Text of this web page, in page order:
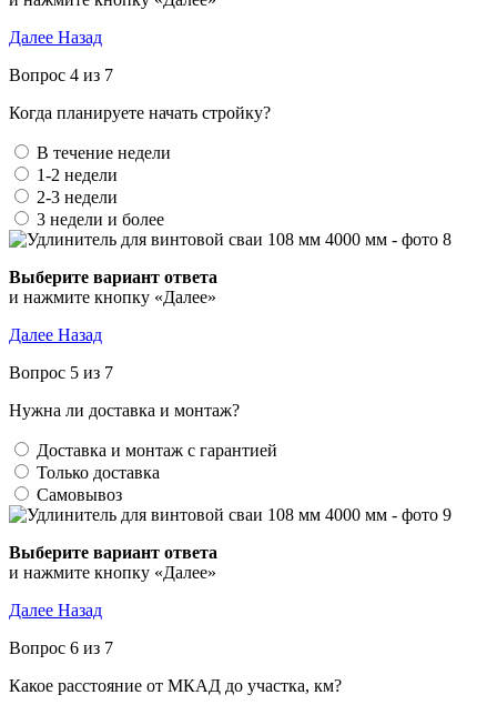
Далее Назад
Вопрос 4 из 7
Когда планируете начать стройку?
В течение недели
1-2 недели
2-3 недели
3 недели и более
Выберите вариант ответа
и нажмите кнопку «Далее»
Далее Назад
Вопрос 5 из 7
Нужна ли доставка и монтаж?
Доставка и монтаж с гарантией
Только доставка
Самовывоз
Выберите вариант ответа
и нажмите кнопку «Далее»
Далее Назад
Вопрос 6 из 7
Какое расстояние от МКАД до участка, км?